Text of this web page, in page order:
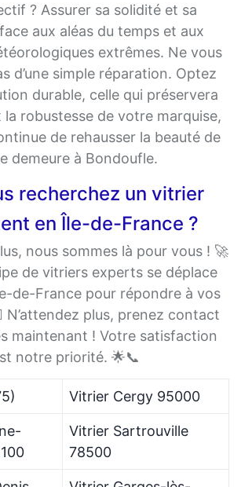
? Assurer sa solidité et sa
aux aléas du temps et aux
extrêmes. Ne vous
d’une simple réparation. Optez
durable, celle qui préservera
la robustesse de votre marquise,
de rehausser la beauté de
demeure à Bondoufle.
recherchez un vitrier
en Île-de-France ?
nous sommes là pour vous ! 🚀
de vitriers experts se déplace
de-France pour répondre à vos
N’attendez plus, prenez contact
maintenant ! Votre satisfaction
notre priorité. 🌟📞
Vitrier Cergy 95000
Vitrier Sartrouville
78500